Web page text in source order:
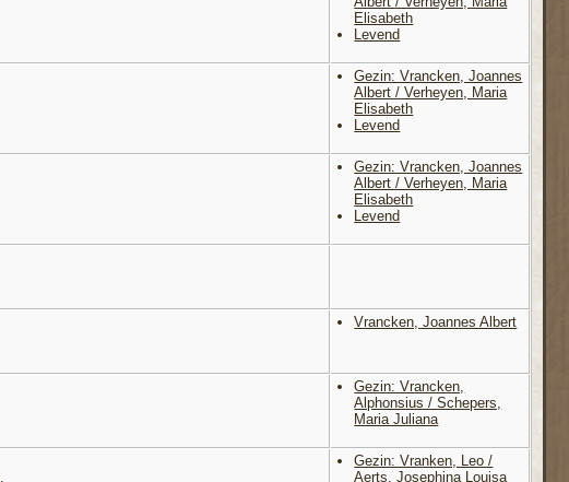
Elisabeth
Levend
Gezin: Vrancken, Joannes
Albert / Verheyen, Maria
Elisabeth
Levend
Gezin: Vrancken, Joannes
Albert / Verheyen, Maria
Elisabeth
Levend
Vrancken, Joannes Albert
Gezin: Vrancken,
Alphonsius / Schepers,
Maria Juliana
.
Gezin: Vranken, Leo /
Aerts, Josephina Louisa